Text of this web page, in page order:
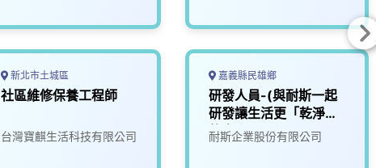
新北市土城區
社區維修保養工程師
台灣寶麒生活科技有限公司
嘉義縣民雄鄉
研發人員-(與耐斯一起
研發讓生活更「乾淨」
的未來)2
耐斯企業股份有限公司